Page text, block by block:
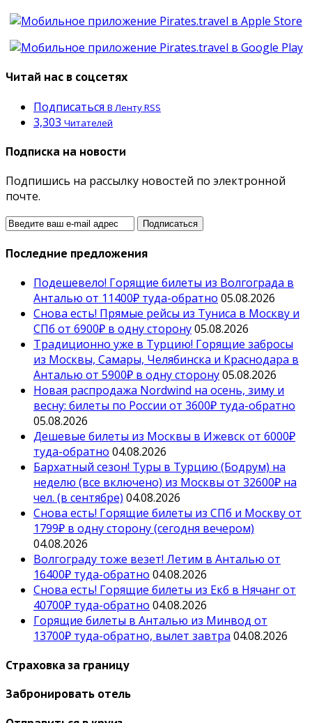
Читай нас в соцсетях
Подписаться В Ленту RSS
3,303 Читателей
Подписка на новости
Подпишись на рассылку новостей по электронной
почте.
Последние предложения
Подешевело! Горящие билеты из Волгограда в
Анталью от 11400₽ туда-обратно 05.08.2026
Снова есть! Прямые рейсы из Туниса в Москву и
СПб от 6900₽ в одну сторону05.08.2026
Традиционно уже в Турцию! Горящие забросы
из Москвы, Самары, Челябинска и Краснодара в
Анталью от 5900₽ в одну сторону05.08.2026
Новая распродажа Nordwind на осень, зиму и
весну: билеты по России от 3600₽ туда-обратно
05.08.2026
Дешевые билеты из Москвы в Ижевск от 6000₽
туда-обратно 04.08.2026
Бархатный сезон! Туры в Турцию (Бодрум) на
неделю (все включено) из Москвы от 32600₽ на
чел. (в сентябре) 04.08.2026
Снова есть! Горящие билеты из СПб и Москву от
1799₽ в одну сторону (сегодня вечером)
04.08.2026
Волгограду тоже везет! Летим в Анталью от
16400₽ туда-обратно 04.08.2026
Снова есть! Горящие билеты из Екб в Нячанг от
40700₽ туда-обратно 04.08.2026
Горящие билеты в Анталью из Минвод от
13700₽ туда-обратно, вылет завтра 04.08.2026
Страховка за границу
Забронировать отель